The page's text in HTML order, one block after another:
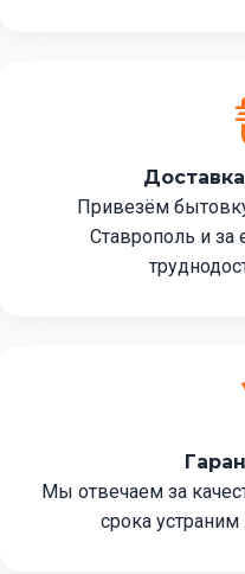
Привезём
Ставрополь и
Мы отвечаем за
срока